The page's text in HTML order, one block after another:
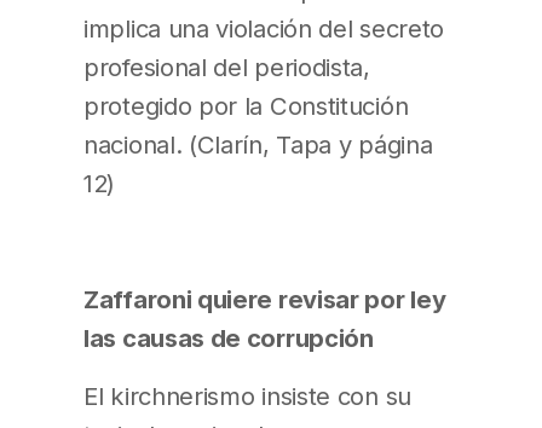
implica una violación del secreto
profesional del periodista,
protegido por la Constitución
nacional. (Clarín, Tapa y página
12)
Zaffaroni quiere revisar por ley
las causas de corrupción
El kirchnerismo insiste con su